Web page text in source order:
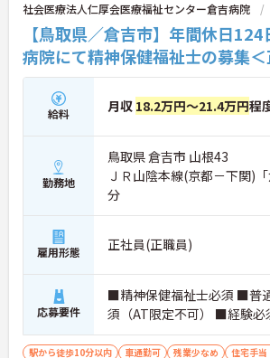
社会医療法人仁厚会医療福祉センター倉吉病院
【鳥取県／倉吉市】年間休日
病院にて精神保健福祉士の募集
給料 月収 18.2万円～21.4万円程
勤務地
鳥取県 倉吉市 山根43
ＪＲ山陰本線(京都－下関)
分
雇用形態 正社員(正職員)
応募要件
■精神保健福祉士必須 ■普
須（AT限定不可） ■経験必
駅から徒歩10分以内 車通勤可 残業少なめ 住宅手当